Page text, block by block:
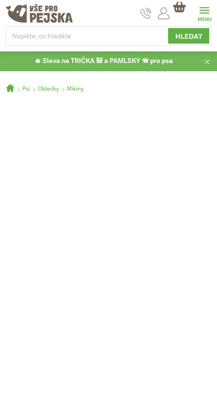
Přejít
obsah
HLEDAT
NÁKUPNÍ
KOŠÍK
🔥 Sleva na TRIČKA 🎒 a PAMLSKY 🦮 pro psa
Domů
Psi Oblečky Mikiny